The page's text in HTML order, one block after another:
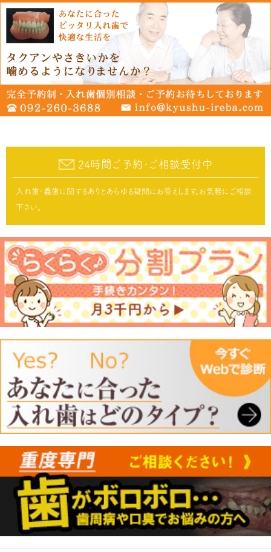
24時間ご予約･ご相談受付中
入れ歯･義歯に関するありとあらゆる疑問にお答えします。お気軽にご相談
下さい。